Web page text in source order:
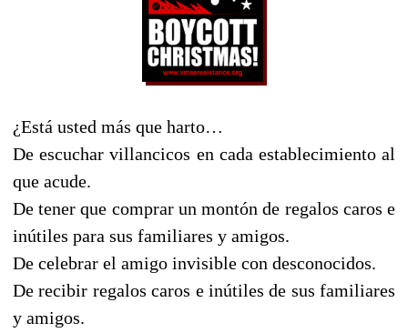
¿Está usted más que harto…
De escuchar villancicos en cada establecimiento al
que acude.
De tener que comprar un montón de regalos caros e
inútiles para sus familiares y amigos.
De celebrar el amigo invisible con desconocidos.
De recibir regalos caros e inútiles de sus familiares
y amigos.